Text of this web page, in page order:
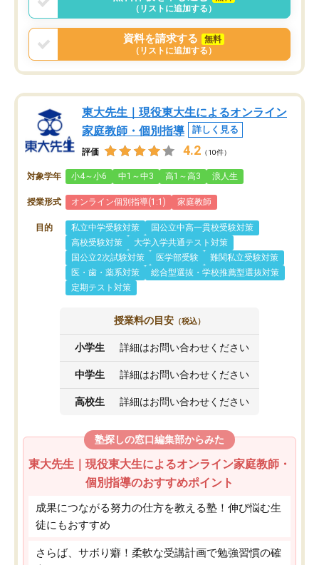
（リストに追加する）
資料を請求する
無料
（リストに追加する）
東大先生｜現役東大生によるオンライン
家庭教師・個別指導
詳しく見る
評価 4.2 （10件）
対象学年 小4～小6 中1～中3 高1～高3 浪人生
授業形式 オンライン個別指導(1:1) 家庭教師
目的 私立中学受験対策
国公立中高一貫校受験対策
高校受験対策
大学入学共通テスト対策
国公立2次試験対策
医学部受験
難関私立受験対策
医・歯・薬系対策
総合型選抜・学校推薦型選抜対策
定期テスト対策
授業料の目安 （税込）
小学生 詳細はお問い合わせください
中学生 詳細はお問い合わせください
高校生 詳細はお問い合わせください
塾探しの窓口編集部からみた
東大先生｜現役東大生によるオンライン家庭教師・
個別指導のおすすめポイント
成果につながる努力の仕方を教える塾！伸び悩む生
徒にもおすすめ
さらば、サボり癖！柔軟な受講計画で勉強習慣の確